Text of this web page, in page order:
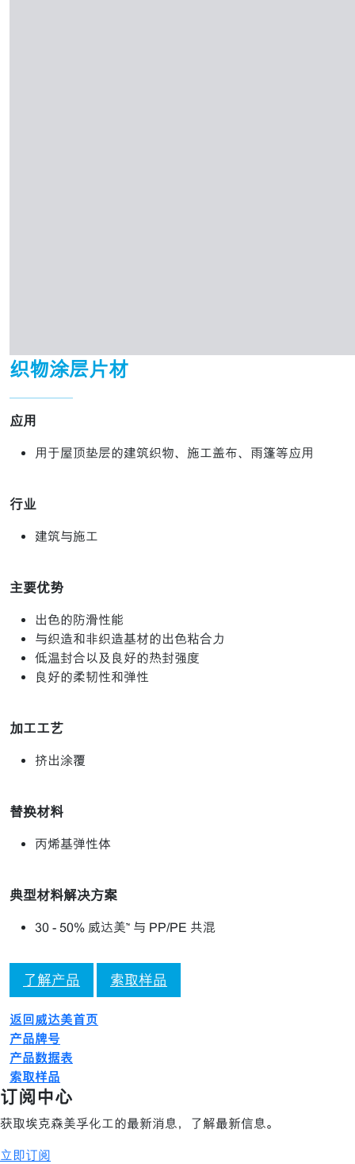
织物涂层片材
应用
用于屋顶垫层的建筑织物、施工盖布、雨篷等应用
行业
建筑与施工
主要优势
出色的防滑性能
与织造和非织造基材的出色粘合力
低温封合以及良好的热封强度
良好的柔韧性和弹性
加工工艺
挤出涂覆
替换材料
丙烯基弹性体
典型材料解决方案
30 - 50% 威达美™ 与 PP/PE 共混
了解产品 索取样品
返回威达美首页
产品牌号
产品数据表
索取样品
订阅中心
获取埃克森美孚化工的最新消息，了解最新信息。
立即订阅